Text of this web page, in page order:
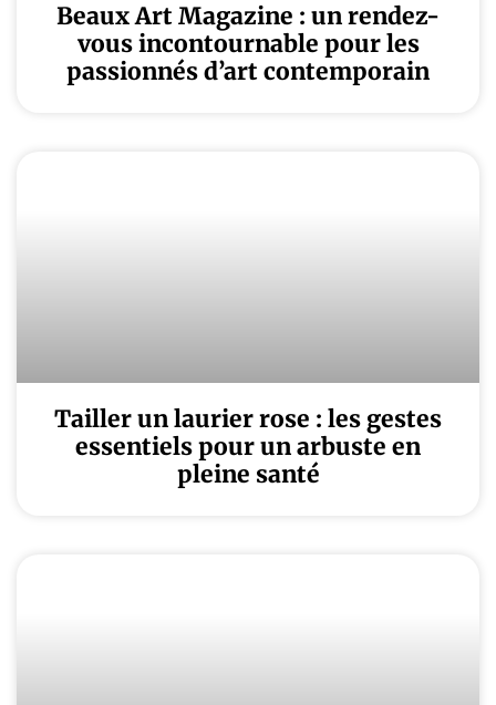
Beaux Art Magazine : un rendez-
vous incontournable pour les
passionnés d’art contemporain
Tailler un laurier rose : les gestes
essentiels pour un arbuste en
pleine santé